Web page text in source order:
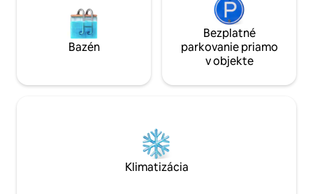
Bazén
Bezplatné
parkovanie priamo
v objekte
Klimatizácia